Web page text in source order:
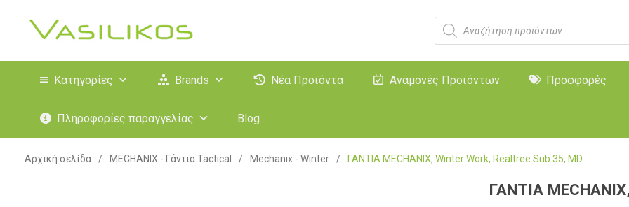
Κατηγορίες Brands Νέα Προϊόντα Αναμονές Προϊόντων Προσφορές
Πληροφορίες παραγγελίας Blog
Αρχική σελίδα / MECHANIX - Γάντια Tactical / Mechanix - Winter / ΓΑΝΤΙΑ MECHANIX, Winter Work, Realtree Sub 35, MD
ΓΑΝΤΙΑ